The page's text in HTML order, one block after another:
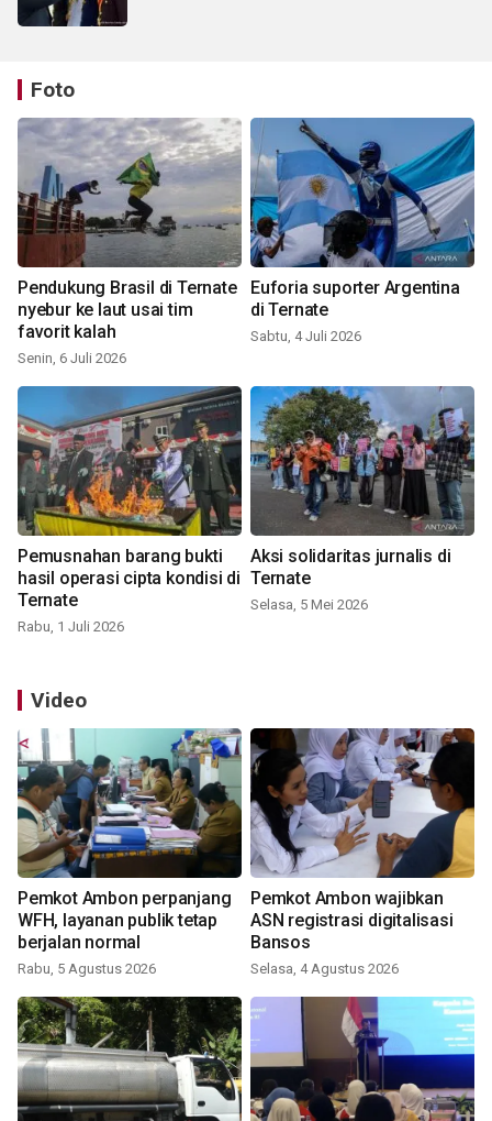
Foto
Pendukung Brasil di Ternate
nyebur ke laut usai tim
favorit kalah
Senin, 6 Juli 2026
Euforia suporter Argentina
di Ternate
Sabtu, 4 Juli 2026
Pemusnahan barang bukti
hasil operasi cipta kondisi di
Ternate
Rabu, 1 Juli 2026
Aksi solidaritas jurnalis di
Ternate
Selasa, 5 Mei 2026
Video
Pemkot Ambon perpanjang
WFH, layanan publik tetap
berjalan normal
Rabu, 5 Agustus 2026
Pemkot Ambon wajibkan
ASN registrasi digitalisasi
Bansos
Selasa, 4 Agustus 2026